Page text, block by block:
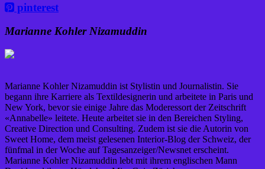
pinterest
Marianne Kohler Nizamuddin
Marianne Kohler Nizamuddin ist Stylistin und Journalistin. Sie
begann ihre Karriere als Textildesignerin und arbeitete in Paris und
New York, bevor sie einige Jahre das Moderessort der Zeitschrift
«Annabelle» leitete. Heute arbeitet sie in den Bereichen Styling,
Creative Direction und Consulting. Zudem ist sie die Autorin von
Sweet Home, dem meist gelesenen Interior-Blog der Schweiz, der
fünfmal in der Woche auf Tagesanzeiger/Newsnet erscheint.
Marianne Kohler Nizamuddin lebt mit ihrem englischen Mann